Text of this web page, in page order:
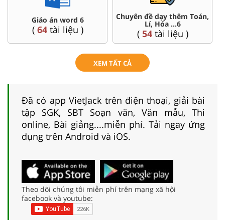
Giáo án word 6
( 64tài liệu )
Chuyên đề dạy thêm Toán,
Lí, Hóa ...6
( 54tài liệu )
XEM TẤT CẢ
Đã có app VietJack trên điện thoại, giải bài
tập SGK, SBT Soạn văn, Văn mẫu, Thi
online, Bài giảng....miễn phí. Tải ngay ứng
dụng trên Android và iOS.
Theo dõi chúng tôi miễn phí trên mạng xã hội
facebook và youtube: